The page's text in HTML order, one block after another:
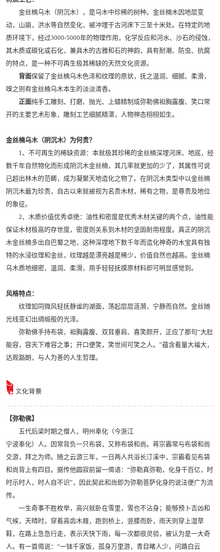
金丝楠乌木（阴沉木），是乌木中珍稀的树种。金丝楠木因地层变
动，山崩，洪水等自然变化，被冲埋于古河床下三至十米处。在特定的地
质环境下，经过3000-5000年的物理作用，化学反应和河水、沙石的侵蚀，
其木质或碳化或石化，兼具木的古雅和石的神韵，具有耐潮、防虫、抗腐
的特点，是一种不可再生极其稀缺的天然文化资源。
背面保留了金丝楠乌木色泽和纹理的原状，抚之温润、细腻、柔滑，
嗅之则有金丝楠乌木本生的淡淡清香。
正面纯手工雕刻、打磨、抛光、上蜡精制成弥勒佛袒胸露腹、笑口常
开的主要艺术形象，雕刻工艺细腻精湛，人物神态栩栩如生。
金丝楠乌木（阴沉木）为何贵？
1、不可再生的稀缺资源：本就极其珍稀的金丝楠深埋河床、地底，经
数千年自然物化而形成阴沉木金丝楠，其几率就更加的少了，其属性可说
已超出林木的范畴，成为凝聚天地造化之物了。在阴沉木类型中以金丝楠
阴沉木最为珍贵，自古以来就被视为名贵木材，稀有之物，是尊贵及地位
的象征。
2、木质价值优秀卓绝：油性和密度是优秀木材关键的两个点，油性能
保证木材极高的存世度，密度则关系到木材的坚固耐用程度。真正的阴沉
木金丝楠多出自巴蜀之地，这种深埋地下数千年而造化神奇的木宝具有独
特的水浸纹理和金丝，纹理越是漂亮越是稀少，价值自然也越高。金丝楠
乌木质地细密、温润、柔滑，用手轻轻抚摸原材料即可明显感觉到。
风格特点：
纹理如同微风轻抚静谧的湖面，荡起层层涟漪，宁静而自然。金丝随
光线变幻出绸缎般的光泽。
弥勒佛手持布袋、袒胸露腹、双耳垂肩、喜笑颜开，正应了那句“大肚
能容，容天下难容之事；开口便笑，笑世间可笑之人。”蕴含着量大福大，
达观豁朗，与人为善的人生哲理。
【弥勒佛】
五代后梁时期之僧人，明州奉化（今浙江
宁波奉化）人。因常背负一只布袋，又称布袋和尚。蒋宗霸常与布袋和尚
交游，拜之为师。随之云游三年，一日两人共浴长汀溪中，宗霸看见布袋
和尚背上有四目。据传他圆寂前留一偈语：“弥勒真弥勒，化身千百亿，时
时示时人，时人自不识”，因此契此和尚即为弥勒菩萨化身的说法便广为流
传。
一生奇事不胜枚举，高兴就卧在雪里，雪也不沾身；能够预卜吉凶和
气候，天晴时，穿着高齿木屐，跑到桥上，竖膝而卧，雨天则穿上湿草
鞋，在路上急急行走，表示天快下雨，每一次都很灵验，被认为是一大奇
人。有一首偈说：“一钵千家饭，孤身万里游，青目睹人少，问路白云